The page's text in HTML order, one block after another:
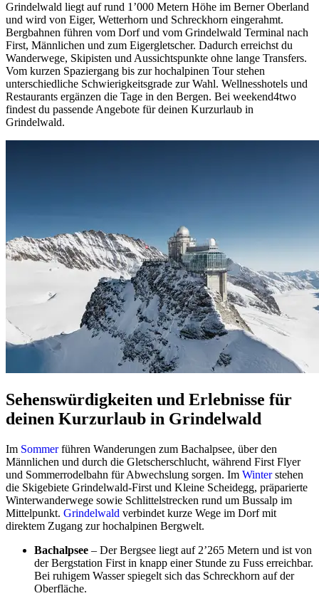
Grindelwald liegt auf rund 1’000 Metern Höhe im Berner Oberland
und wird von Eiger, Wetterhorn und Schreckhorn eingerahmt.
Bergbahnen führen vom Dorf und vom Grindelwald Terminal nach
First, Männlichen und zum Eigergletscher. Dadurch erreichst du
Wanderwege, Skipisten und Aussichtspunkte ohne lange Transfers.
Vom kurzen Spaziergang bis zur hochalpinen Tour stehen
unterschiedliche Schwierigkeitsgrade zur Wahl. Wellnesshotels und
Restaurants ergänzen die Tage in den Bergen. Bei weekend4two
findest du passende Angebote für deinen Kurzurlaub in
Grindelwald.
Sehenswürdigkeiten und Erlebnisse für
deinen Kurzurlaub in Grindelwald
Im Sommerführen Wanderungen zum Bachalpsee, über den
Männlichen und durch die Gletscherschlucht, während First Flyer
und Sommerrodelbahn für Abwechslung sorgen. Im Winterstehen
die Skigebiete Grindelwald-First und Kleine Scheidegg, präparierte
Winterwanderwege sowie Schlittelstrecken rund um Bussalp im
Mittelpunkt. Grindelwald verbindet kurze Wege im Dorf mit
direktem Zugang zur hochalpinen Bergwelt.
Bachalpsee – Der Bergsee liegt auf 2’265 Metern und ist von
der Bergstation First in knapp einer Stunde zu Fuss erreichbar.
Bei ruhigem Wasser spiegelt sich das Schreckhorn auf der
Oberfläche.